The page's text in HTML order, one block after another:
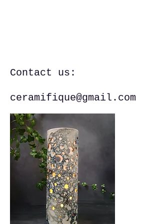
Contact us:
ceramifique@gmail.com